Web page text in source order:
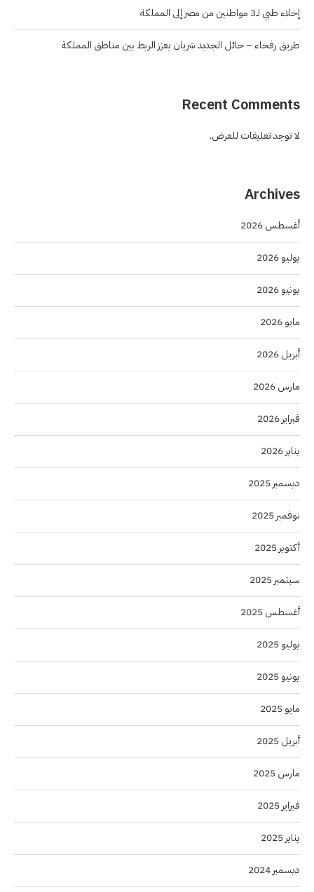
إخلاء طبي لـ3 مواطنين من مصر إلى المملكة
طريق رفحاء – حائل الجديد شريان يعزز الربط بين مناطق المملكة
Recent Comments
لا توجد تعليقات للعرض.
Archives
أغسطس 2026
يوليو 2026
يونيو 2026
مايو 2026
أبريل 2026
مارس 2026
فبراير 2026
يناير 2026
ديسمبر 2025
نوفمبر 2025
أكتوبر 2025
سبتمبر 2025
أغسطس 2025
يوليو 2025
يونيو 2025
مايو 2025
أبريل 2025
مارس 2025
فبراير 2025
يناير 2025
ديسمبر 2024